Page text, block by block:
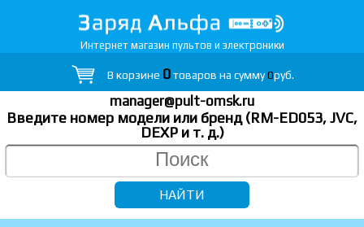
Интернет магазин пультов и электроники
В корзине 0товаров на сумму0руб.
manager@pult-omsk.ru
Введите номер модели или бренд (RM-ED053, JVC,
DEXP и т. д.)